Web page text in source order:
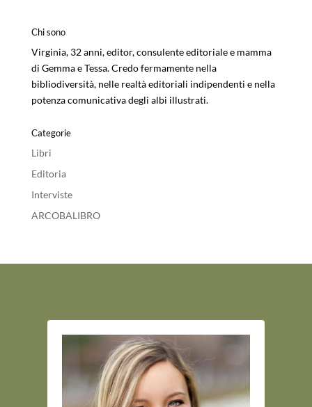
Chi sono
Virginia, 32 anni, editor, consulente editoriale e mamma
di Gemma e Tessa. Credo fermamente nella
bibliodiversità, nelle realtà editoriali indipendenti e nella
potenza comunicativa degli albi illustrati.
Categorie
Libri
Editoria
Interviste
ARCOBALIBRO